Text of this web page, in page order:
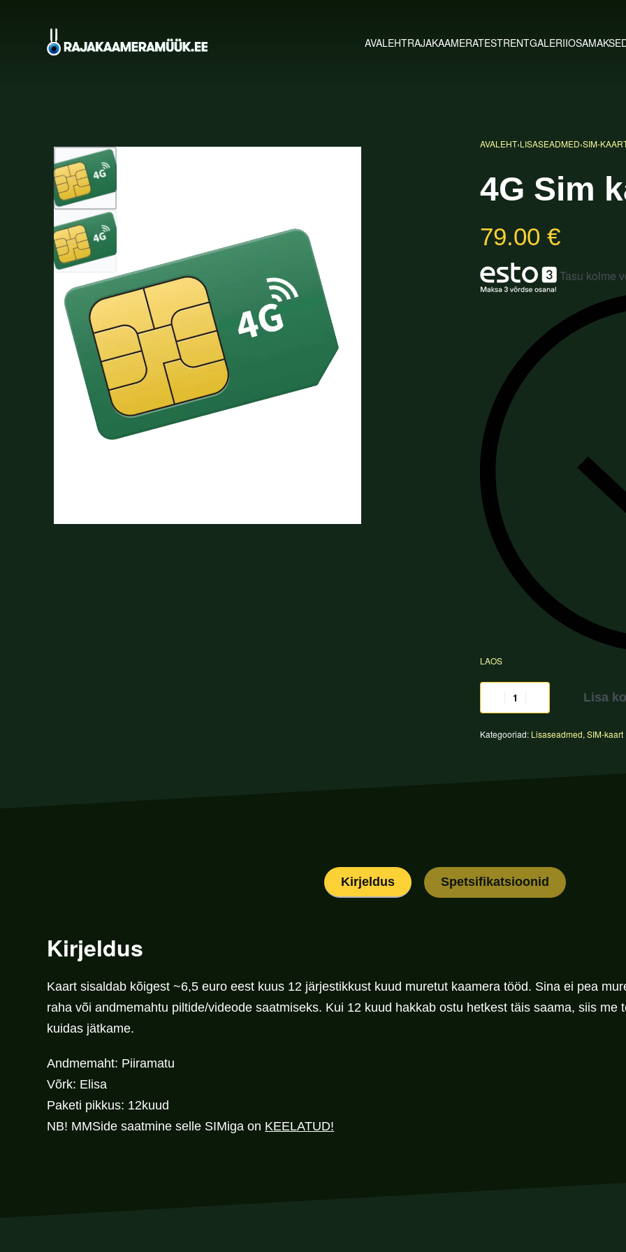
AVALEHTRAJAKAAMERATESTRENTGALERII
AVALEHT›LISASEADMED›SIM-
4G Sim
79.00€
Tasu kolme
LAOS
Lisa
Kategooriad: Lisaseadmed,SIM-kaart
Kirjeldus Spetsifikatsioonid
Kirjeldus
Kaart sisaldab kõigest ~6,5 euro eest kuus 12 järjestikkust kuud muretut kaamera tööd. Sina ei pea
raha või andmemahtu piltide/videode saatmiseks. Kui 12 kuud hakkab ostu hetkest täis saama, siis me
kuidas jätkame.
Andmemaht: Piiramatu
Võrk: Elisa
Paketi pikkus: 12kuud
NB! MMSide saatmine selle SIMiga on KEELATUD!